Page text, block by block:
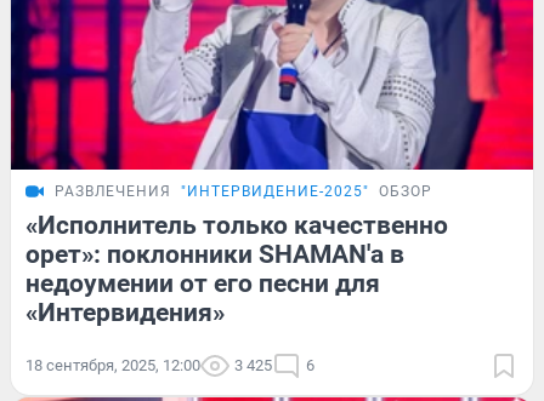
РАЗВЛЕЧЕНИЯ "ИНТЕРВИДЕНИЕ-2025" ОБЗОР
«Исполнитель только качественно
орет»: поклонники SHAMAN'а в
недоумении от его песни для
«Интервидения»
18 сентября, 2025, 12:00 3 425 6